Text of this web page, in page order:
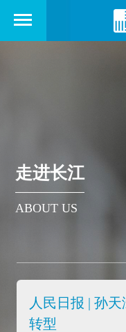
走进长江
ABOUT US
人民日报 | 孙
转型